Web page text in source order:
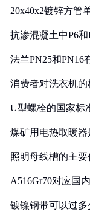
20x40x2镀锌方管
抗渗混凝土中P6
法兰PN25和PN16
消费者对洗衣机
U型螺栓的国家标
煤矿用电热取暖
照明母线槽的主要
A516Gr70对应国
镀镍钢带可以过多